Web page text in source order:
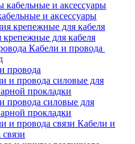
и аксессуары
крепежные для кабеля
Кабели и провода
провода
провода силовые для
прокладки
Кабели и